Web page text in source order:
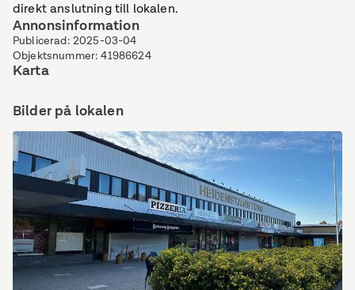
direkt anslutning till lokalen.
Annonsinformation
Publicerad: 2025-03-04
Objektsnummer:41986624
Karta
Bilder på lokalen